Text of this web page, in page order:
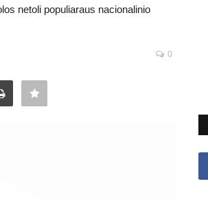
netoli populiaraus nacionalinio
0